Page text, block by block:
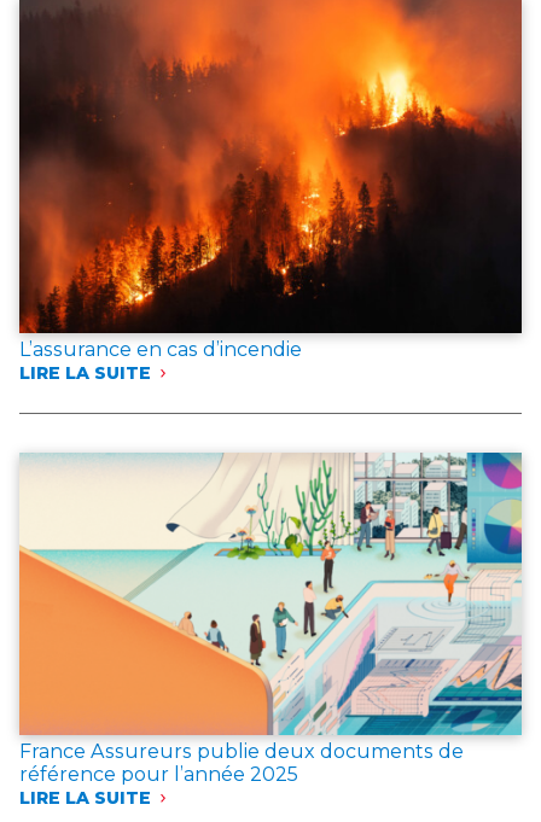
L’assurance en cas d’incendie
LIRE LA SUITE
:
D’INCENDIE
France Assureurs publie deux documents de
référence pour l’année 2025
LIRE LA SUITE
: